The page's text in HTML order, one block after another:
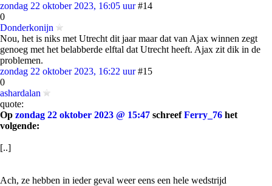
zondag 22 oktober 2023, 16:05 uur #14
0
Donderkonijn
Nou, het is niks met Utrecht dit jaar maar dat van Ajax winnen zegt
genoeg met het belabberde elftal dat Utrecht heeft. Ajax zit dik in de
problemen.
zondag 22 oktober 2023, 16:22 uur #15
0
ashardalan
quote:
Op zondag 22 oktober 2023 @ 15:47 schreefFerry_76 het
volgende:
[..]
Ach, ze hebben in ieder geval weer eens een hele wedstrijd